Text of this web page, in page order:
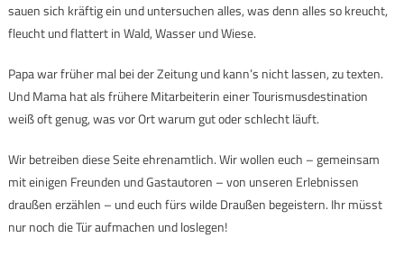
sauen sich kräftig ein und untersuchen alles, was denn alles so kreucht,
fleucht und flattert in Wald, Wasser und Wiese.
Papa war früher mal bei der Zeitung und kann’s nicht lassen, zu texten.
Und Mama hat als frühere Mitarbeiterin einer Tourismusdestination
weiß oft genug, was vor Ort warum gut oder schlecht läuft.
Wir betreiben diese Seite ehrenamtlich. Wir wollen euch – gemeinsam
mit einigen Freunden und Gastautoren – von unseren Erlebnissen
draußen erzählen – und euch fürs wilde Draußen begeistern. Ihr müsst
nur noch die Tür aufmachen und loslegen!